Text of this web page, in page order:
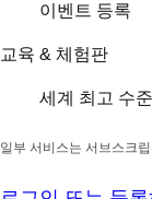
이벤트 등록
교육 & 체험판
세계 최고 수
일부 서비스는 서브스크